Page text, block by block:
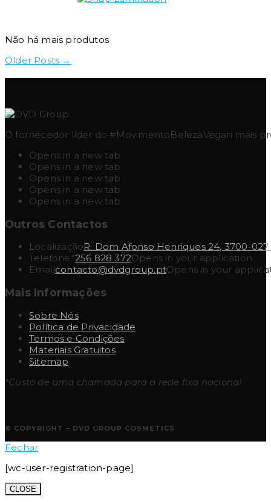
Não há mais produtos
Older Posts →
O fornecedor líder do #MovimentoBelezaVegan mais
Opens in a new tab
Opens in a new tab
Opens in a new tab
Opens in a new tab
Opens in a new tab
Outros Contactos
LocalizaçãoR. Dom Afonso Henriques 24, 3700-
Telefone*256 828 372Opens in your application
Emailcontacto@dvdgroup.ptOpens in your
Mais Informações
Sobre Nós
Política de Privacidade
Termos e Condições
Materiais Gratuitos
Sitemap
*Custo de uma chamada para a rede fixa nacional
© COPYRIGHT – DVD GROUP COSMETICS
Fechar
[wc-user-registration-page]
CLOSE